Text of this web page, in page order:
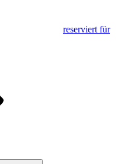
reserviert für